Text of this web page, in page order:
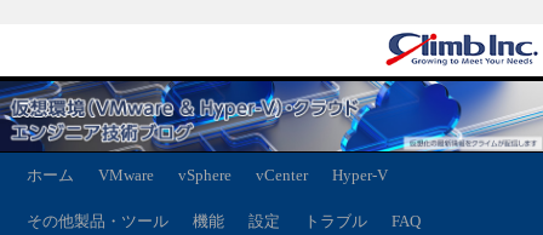
ホーム VMware vSphere vCenter Hyper-V
その他製品・ツール 機能 設定 トラブル FAQ